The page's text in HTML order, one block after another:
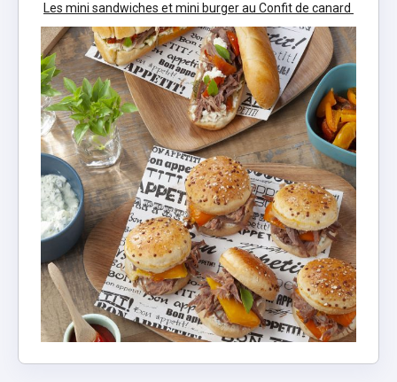
Les mini sandwiches et mini burger au Confit de canard